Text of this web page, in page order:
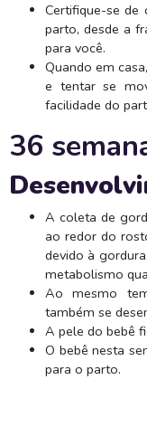
Certifique-se de
parto, desde a
para você.
Quando em
​​e tentar se
facilidade do
36
A coleta de
ao redor do
devido à
metabolismo
Ao mesmo
também se
A pele do bebê
O bebê nesta
para o parto.